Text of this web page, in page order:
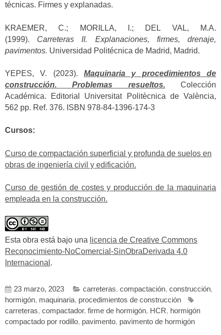
técnicas. Firmes y explanadas.
KRAEMER, C.; MORILLA, I.; DEL VAL, M.A.
(1999). Carreteras II. Explanaciones, firmes, drenaje,
pavimentos. Universidad Politécnica de Madrid, Madrid.
YEPES, V. (2023). Maquinaria y procedimientos de
construcción. Problemas resueltos. Colección
Académica. Editorial Universitat Politècnica de València,
562 pp. Ref. 376. ISBN 978-84-1396-174-3
Cursos:
Curso de compactación superficial y profunda de suelos en
obras de ingeniería civil y edificación.
Curso de gestión de costes y producción de la maquinaria
empleada en la construcción.
Esta obra está bajo una licencia de Creative Commons
Reconocimiento-NoComercial-SinObraDerivada 4.0
Internacional .
23 marzo, 2023 carreteras, compactación, construcción,
hormigón, maquinaria, procedimientos de construcción
carreteras, compactador, firme de hormigón, HCR, hormigón
compactado por rodillo, pavimento, pavimento de hormigón